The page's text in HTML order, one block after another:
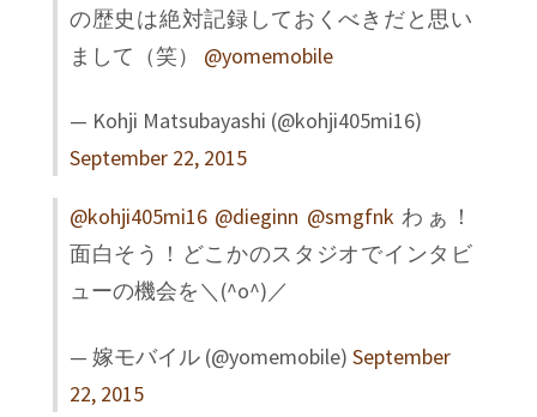
の歴史は絶対記録しておくべきだと思い
まして（笑） @yomemobile
— Kohji Matsubayashi (@kohji405mi16)
September 22, 2015
@kohji405mi16 @dieginn @smgfnk わぁ！
面白そう！どこかのスタジオでインタビ
ューの機会を＼(^o^)／
— 嫁モバイル (@yomemobile) September
22, 2015